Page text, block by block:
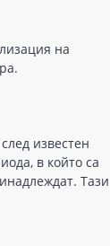
на
известен
в който са
Тази